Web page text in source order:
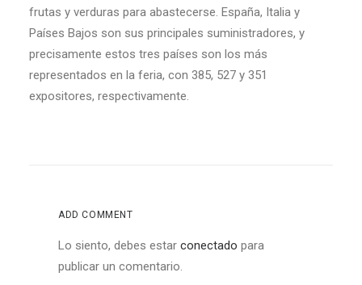
frutas y verduras para abastecerse. España, Italia y
Países Bajos son sus principales suministradores, y
precisamente estos tres países son los más
representados en la feria, con 385, 527 y 351
expositores, respectivamente.
ADD COMMENT
Lo siento, debes estar conectado para
publicar un comentario.